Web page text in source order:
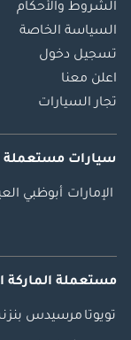
الشروط والأحكام
السياسة الخاصة
تسجيل دخول
اعلن معنا
تجار السيارات
سيارات مستعملة
الإمارات أبوظبي
مستعملة الماركة
تويوتا مرسيدس بنز